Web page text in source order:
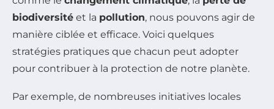
biodiversité et la pollution, nous pouvons agir de
manière ciblée et efficace. Voici quelques
stratégies pratiques que chacun peut adopter
pour contribuer à la protection de notre planète.
Par exemple, de nombreuses initiatives locales